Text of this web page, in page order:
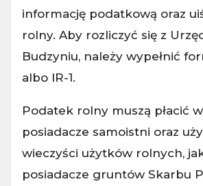
informację podatkową oraz
rolny. Aby rozliczyć się z
Budzyniu, należy wypełnić
albo IR-1.
Podatek rolny muszą płacić
posiadacze samoistni oraz
wieczyści użytków rolnych,
posiadacze gruntów Skarbu